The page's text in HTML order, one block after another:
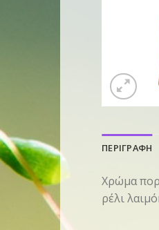
ΠΕΡΙΓΡΑΦΗ
Χρώμα
ρέλι